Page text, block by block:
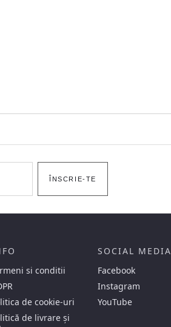
ÎNSCRIE-TE
si conditii
de cookie-uri
de livrare și
SOCIAL MEDIA
Facebook
Instagram
YouTube